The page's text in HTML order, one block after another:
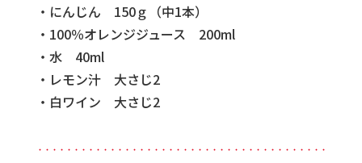
・にんじん 150ｇ（中1本）
・100％オレンジジュース 200ml
・水 40ml
・レモン汁 大さじ2
・白ワイン 大さじ2
・・・・・・・・・・・・・・・・・・・・・・・・・・・・・・・・・・・・・・・・・・・